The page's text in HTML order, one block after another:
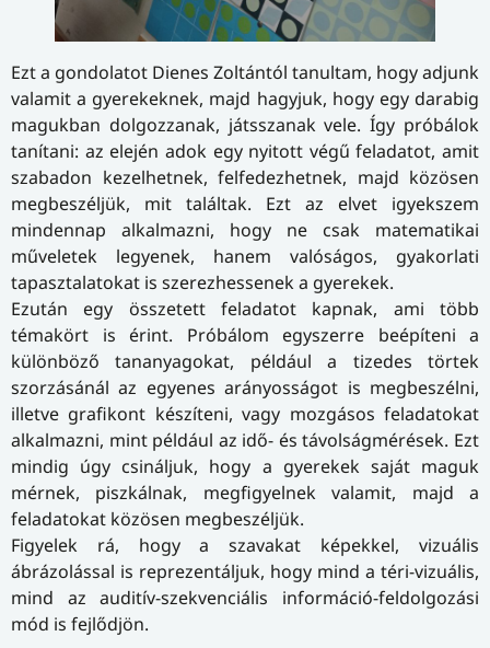
Ezt a gondolatot Dienes Zoltántól tanultam, hogy adjunk
valamit a gyerekeknek, majd hagyjuk, hogy egy darabig
magukban dolgozzanak, játsszanak vele. Így próbálok
tanítani: az elején adok egy nyitott végű feladatot, amit
szabadon kezelhetnek, felfedezhetnek, majd közösen
megbeszéljük, mit találtak. Ezt az elvet igyekszem
mindennap alkalmazni, hogy ne csak matematikai
műveletek legyenek, hanem valóságos, gyakorlati
tapasztalatokat is szerezhessenek a gyerekek.
Ezután egy összetett feladatot kapnak, ami több
témakört is érint. Próbálom egyszerre beépíteni a
különböző tananyagokat, például a tizedes törtek
szorzásánál az egyenes arányosságot is megbeszélni,
illetve grafikont készíteni, vagy mozgásos feladatokat
alkalmazni, mint például az idő- és távolságmérések. Ezt
mindig úgy csináljuk, hogy a gyerekek saját maguk
mérnek, piszkálnak, megfigyelnek valamit, majd a
feladatokat közösen megbeszéljük.
Figyelek rá, hogy a szavakat képekkel, vizuális
ábrázolással is reprezentáljuk, hogy mind a téri-vizuális,
mind az auditív-szekvenciális információ-feldolgozási
mód is fejlődjön.